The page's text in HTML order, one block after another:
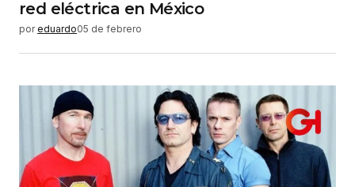
red eléctrica en México
por eduardo05 de febrero